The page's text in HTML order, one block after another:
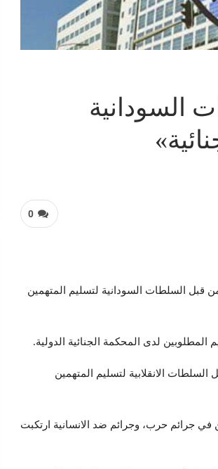
السودانية
0
قبل السلطات السودانية لتسليم المتهمين
المطلوبين لدى المحكمة الجنائية الدولية.
الانقلابية لتسليم المتهمين
الجنائية الدولية السلطات السودانية بتسليمها 4 متهمين في جرائم حرب، وجرائم ضد الانسانية ارتكبت